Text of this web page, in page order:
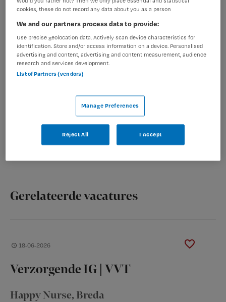
PLAATSINGSDATUM NIVEAU
ERVARING
Niet nader bepaald
DIENSTVERBAND
Niet nader bepaald
Deze vacature Verzorgende 3 IG via Zorgwerk in Noord-
Brabant, Midden en West Brabant, Breda • o.a.
Thuiszorgroute in de wijk bij Zorgwerk is niet meer
actueel. Hieronder staan enkele vergelijkbare vacatures
Gerelateerde vacatures
18-06-2026
Verzorgende IG | VVT
Happy Nurse, Breda
cookies, these do not record any data about you as a person
We and our partners process data to provide:
Use precise geolocation data. Actively scan device characteristics for
identification. Store and/or access information on a device. Personalised
advertising and content, advertising and content measurement, audience
research and services development.
List of Partners (vendors)
Manage Preferences
Reject All I Accept